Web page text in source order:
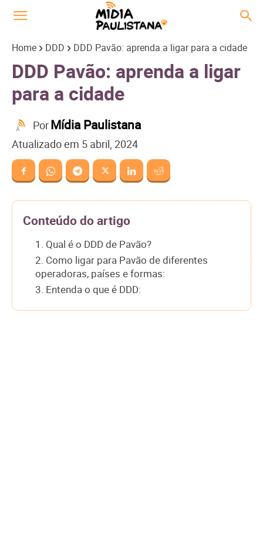
Home DDD DDD Pavão: aprenda a ligar para a cidade
DDD Pavão: aprenda a ligar
para a cidade
PorMídia Paulistana
Atualizado em 5 abril, 2024
Conteúdo do artigo
1. Qual é o DDD de Pavão?
2. Como ligar para Pavão de diferentes
operadoras, países e formas:
3. Entenda o que é DDD: